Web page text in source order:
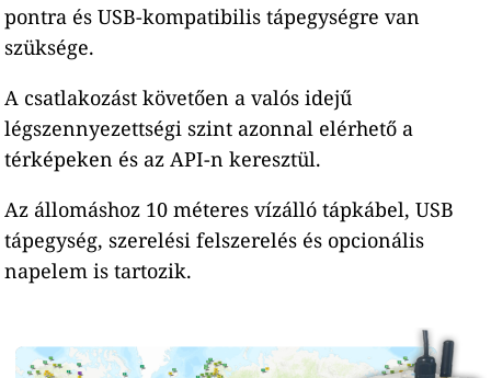
pontra és USB-kompatibilis tápegységre van
szüksége.
A csatlakozást követően a valós idejű
légszennyezettségi szint azonnal elérhető a
térképeken és az API-n keresztül.
Az állomáshoz 10 méteres vízálló tápkábel, USB
tápegység, szerelési felszerelés és opcionális
napelem is tartozik.